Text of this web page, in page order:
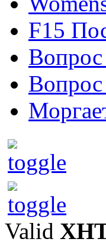
F15
Вопрос
Вопрос
Valid